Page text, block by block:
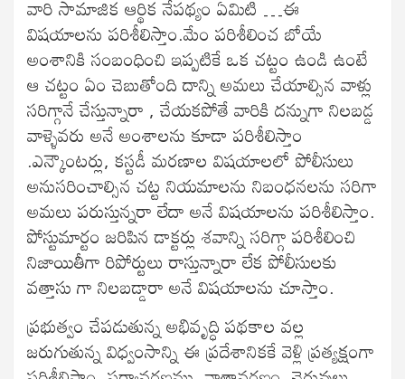
వారి సామాజిక ఆర్థిక నేపథ్యం ఏమిటి …ఈ
విషయాలను పరిశీలిస్తాం.మేం పరిశీలించ బోయే
అంశానికి సంబంధించి ఇప్పటికే ఒక చట్టం ఉండి ఉంటే
ఆ చట్టం ఏం చెబుతోంది దాన్ని అమలు చేయాల్సిన వాళ్లు
సరిగ్గానే చేస్తున్నారా , చేయకపోతే వారికి దన్నుగా నిలబడ్డ
వాళ్ళెవరు అనే అంశాలను కూడా పరిశీలిస్తాం
.ఎన్కౌంటర్లు, కస్టడీ మరణాల విషయాలలో పోలీసులు
అనుసరించాల్సిన చట్ట నియమాలను నిబంధనలను సరిగా
అమలు పరుస్తున్నరా లేదా అనే విషయాలను పరిశీలిస్తాం.
పోస్టుమార్టం జరిపిన డాక్టర్లు శవాన్ని సరిగ్గా పరిశీలించి
నిజాయితీగా రిపోర్టులు రాస్తున్నారా లేక పోలీసులకు
వత్తాసు గా నిలబడ్డారా అనే విషయాలను చూస్తాం.
ప్రభుత్వం చేపడుతున్న అభివృద్ధి పథకాల వల్ల
జరుగుతున్న విధ్వంసాన్ని ఈ ప్రదేశానికకే వెళ్లి ప్రత్యక్షంగా